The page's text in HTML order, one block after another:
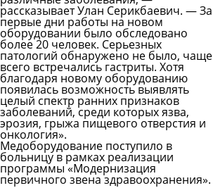
рассказывает Улан Серикбаевич. — За
первые дни работы на новом
оборудовании было обследовано
более 20 человек. Серьезных
патологий обнаружено не было, чаще
всего встречались гастриты. Хотя
благодаря новому оборудованию
появилась возможность выявлять
целый спектр ранних признаков
заболеваний, среди которых язва,
эрозия, грыжа пищевого отверстия и
онкология».
Медоборудование поступило в
больницу в рамках реализации
программы «Модернизация
первичного звена здравоохранения».